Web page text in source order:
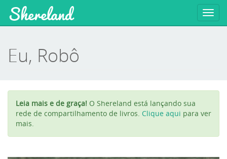
Shereland
Eu, Robô
Leia mais e de graça! O Shereland está lançando sua
rede de compartilhamento de livros. Clique aqui para ver
mais.